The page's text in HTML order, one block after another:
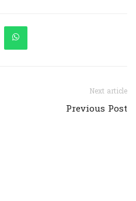
Next article
Previous Post